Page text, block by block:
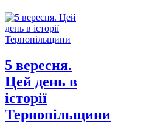
5 вересня.
Цей день в
історії
Тернопільщини